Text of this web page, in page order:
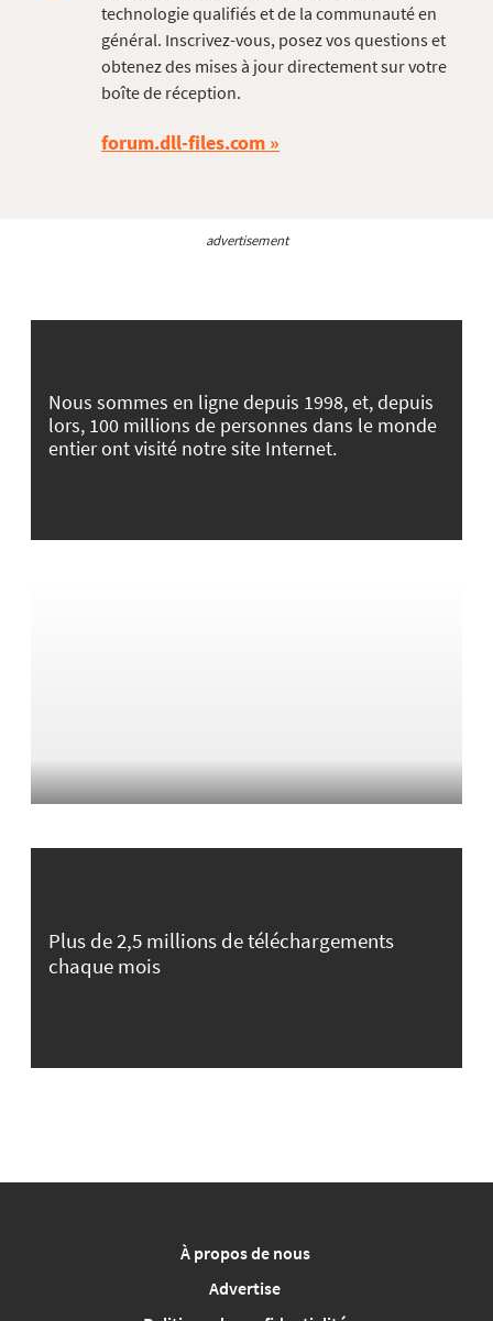
technologie qualifiés et de la communauté en
général. Inscrivez-vous, posez vos questions et
obtenez des mises à jour directement sur votre
boîte de réception.
forum.dll-files.com
advertisement
Nous sommes en ligne depuis 1998, et, depuis
lors, 100 millions de personnes dans le monde
entier ont visité notre site Internet.
Plus de 2,5 millions de téléchargements
chaque mois
À propos de nous
Advertise